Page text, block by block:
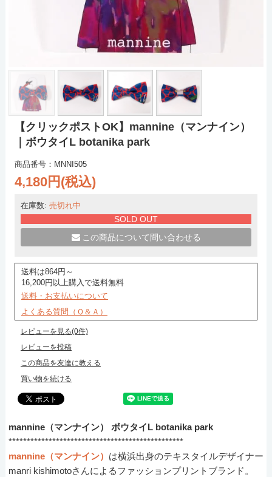
【クリックポストOK】mannine（マンナイン）
｜ボウタイL botanika park
商品番号：MNNI505
4,180円(税込)
在庫数: 売切れ中
SOLD OUT
この商品について問い合わせる
送料は864円～
16,200円以上購入で送料無料
送料・お支払いについて
よくある質問（Ｑ＆Ａ）
レビューを見る(0件)
レビューを投稿
この商品を友達に教える
買い物を続ける
mannine（マンナイン） ボウタイL botanika park
************************************************
mannine（マンナイン） は横浜出身のテキスタイルデザイナー
manri kishimotoさんによるファッションプリントブランド。